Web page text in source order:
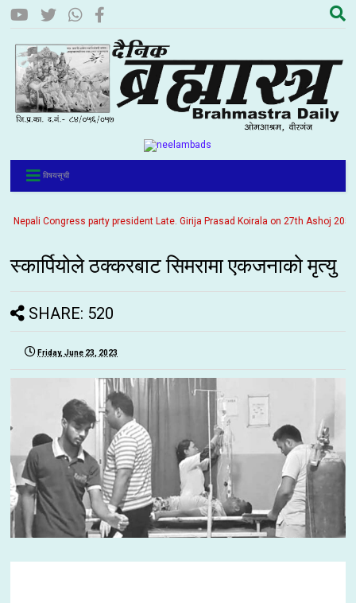
विषयसूची
Congress party president Late. Girija Prasad Koirala on 27th Ashoj
स्कार्पियोले ठक्करबाट सिमरामा एकजनाको मृत्यु
SHARE: 520
Friday, June 23, 2023